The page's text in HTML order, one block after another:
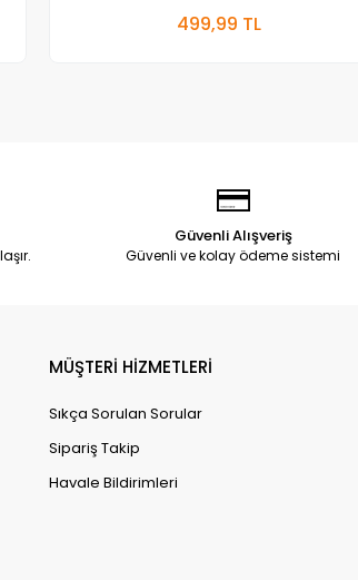
499,99 TL
Güvenli Alışveriş
Güvenli ve kolay ödeme sistemi
MÜŞTERİ HİZMETLERİ
Sıkça Sorulan Sorular
Sipariş Takip
Havale Bildirimleri